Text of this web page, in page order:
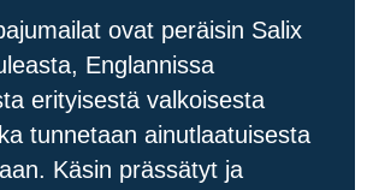
ovat peräisin Salix
Englannissa
erityisestä valkoisesta
tunnetaan ainutlaatuisesta
Käsin prässätyt ja